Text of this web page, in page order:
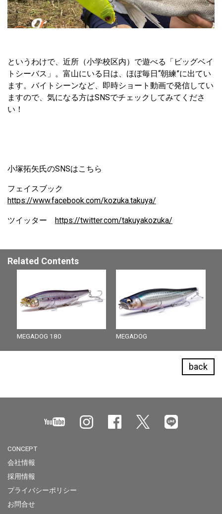
というわけで、近所（小学校区内）で遊べる「ビッグベイ
トシーバス」。富山にいる日は、ほぼ毎日“朝練”に出てい
ます。バイトシーンなど、即時ショート動画で発信してい
ますので、気になる方はSNSでチェックしてみてくださ
い！
小塚拓矢氏のSNSはこちら
フェイスブック
https://www.facebook.com/kozuka.takuya/
ツイッター https://twitter.com/takuyakozuka/
Related Contents
MEGADOG 180 MEGADOG
back
CONCEPT
会社情報
採用情報
プライバシーポリシー
お問合せ